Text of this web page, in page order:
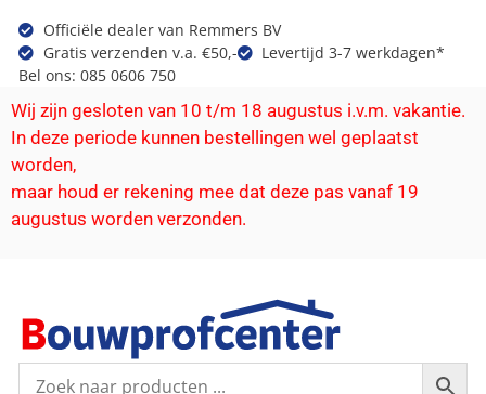
Officiële dealer van Remmers BV
Gratis verzenden v.a. €50,-
Levertijd 3-7 werkdagen*
Bel ons: 085 0606 750
Wij zijn gesloten van 10 t/m 18 augustus i.v.m. vakantie.
In deze periode kunnen bestellingen wel geplaatst
worden,
maar houd er rekening mee dat deze pas vanaf 19
augustus worden verzonden.